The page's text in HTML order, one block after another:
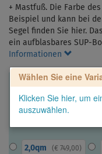
+ Mastfuß. Die Farbe
Beispiel und kann bei
Segel finden Sie hier. Das
ein aufblasbares SUP-
Informationen
Wählen Sie eine
Klicken Sie hier, um
auszuwählen.
2,0qm ( € 749,00)